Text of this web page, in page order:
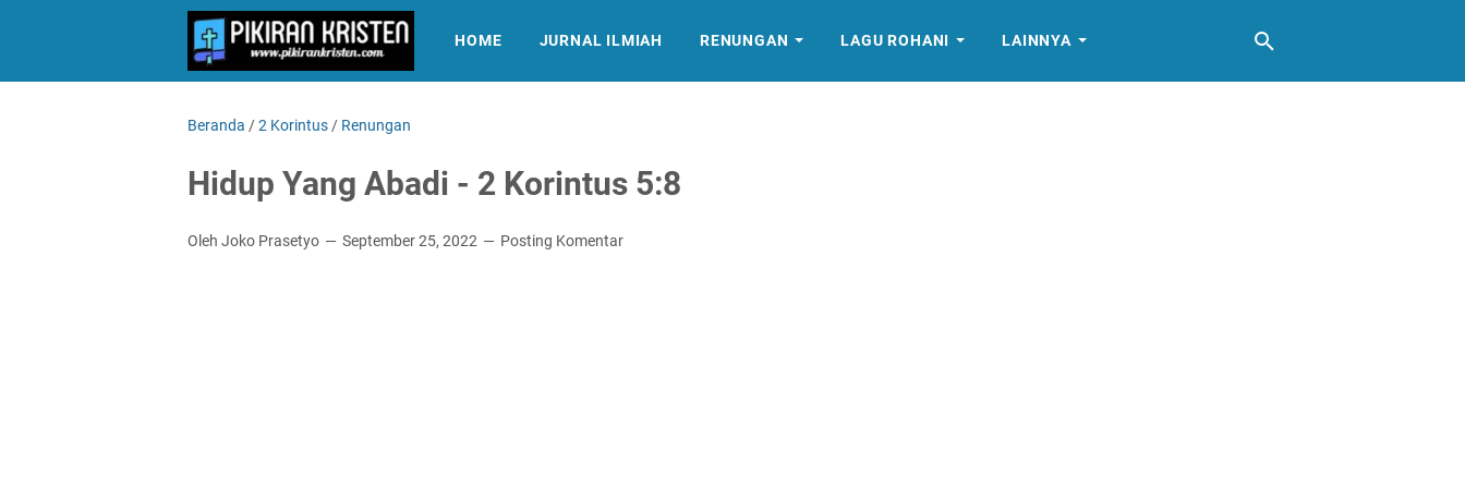
HOME JURNAL ILMIAH RENUNGAN LAGU ROHANI LAINNYA
Beranda /2 Korintus / Renungan
Hidup Yang Abadi - 2 Korintus 5:8
Oleh Joko Prasetyo September 25, 2022 Posting Komentar